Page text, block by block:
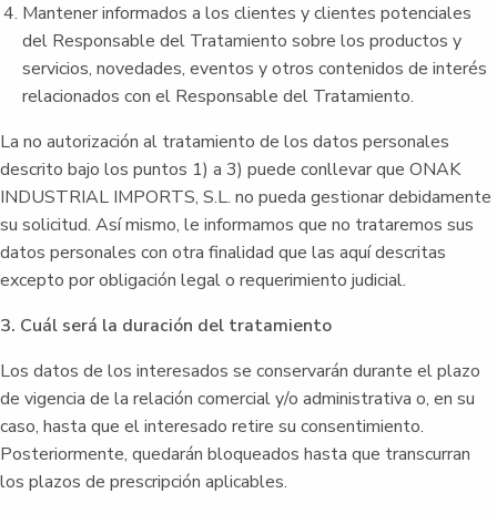
Mantener informados a los clientes y clientes potenciales
del Responsable del Tratamiento sobre los productos y
servicios, novedades, eventos y otros contenidos de interés
relacionados con el Responsable del Tratamiento.
La no autorización al tratamiento de los datos personales
descrito bajo los puntos 1) a 3) puede conllevar que ONAK
INDUSTRIAL IMPORTS, S.L. no pueda gestionar debidamente
su solicitud. Así mismo, le informamos que no trataremos sus
datos personales con otra finalidad que las aquí descritas
excepto por obligación legal o requerimiento judicial.
3. Cuál será la duración del tratamiento
Los datos de los interesados se conservarán durante el plazo
de vigencia de la relación comercial y/o administrativa o, en su
caso, hasta que el interesado retire su consentimiento.
Posteriormente, quedarán bloqueados hasta que transcurran
los plazos de prescripción aplicables.